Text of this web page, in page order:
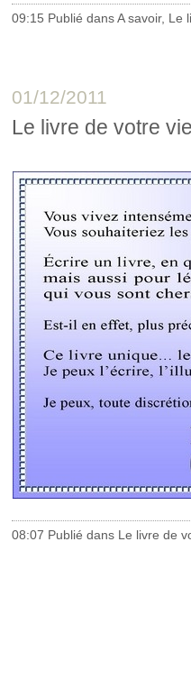
09:15 Publié dansA savoir, Le
01/12/2011
Le livre de votre
08:07 Publié dans Le livre de